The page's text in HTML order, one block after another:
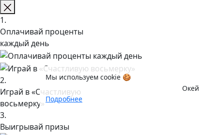
Мы используем cookie 🍪
Подробнее
Окей
1.
Оплачивай проценты
каждый день
2.
Играй в «Счастливую
восьмерку»
3.
Выигрывай призы